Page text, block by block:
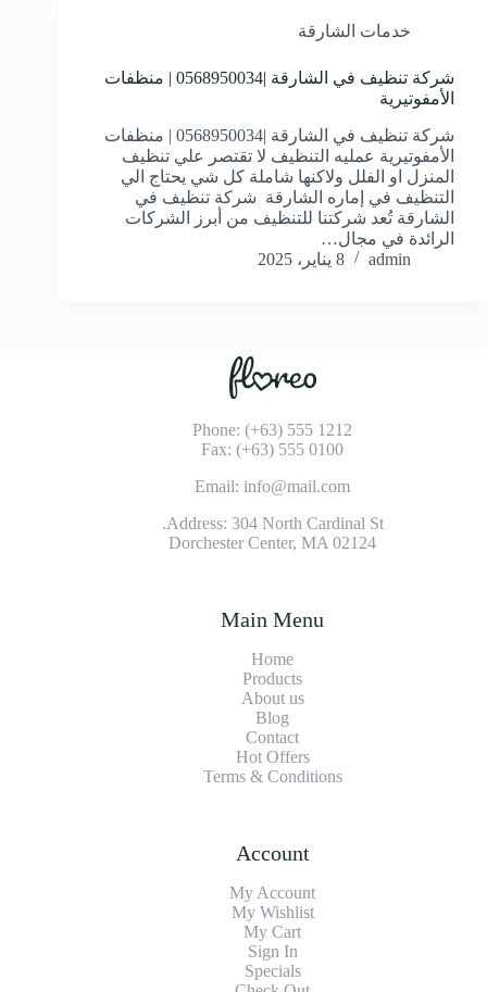
خدمات الشارقة
شركة تنظيف في الشارقة |0568950034 | منظفات
الأمفوتيرية
شركة تنظيف في الشارقة |0568950034 | منظفات
الأمفوتيرية عمليه التنظيف لا تقتصر علي تنظيف
المنزل او الفلل ولاكنها شاملة كل شي يحتاج الي
التنظيف في إماره الشارقة شركة تنظيف في
الشارقة تُعد شركتنا للتنظيف من أبرز الشركات
الرائدة في مجال…
admin
8 يناير، 2025
Phone: (+63) 555 1212
Fax: (+63) 555 0100
Email: info@mail.com
Address: 304 North Cardinal St.
Dorchester Center, MA 02124
Main Menu
Home
Products
About us
Blog
Contact
Hot Offers
Terms & Conditions
Account
My Account
My Wishlist
My Cart
Sign In
Specials